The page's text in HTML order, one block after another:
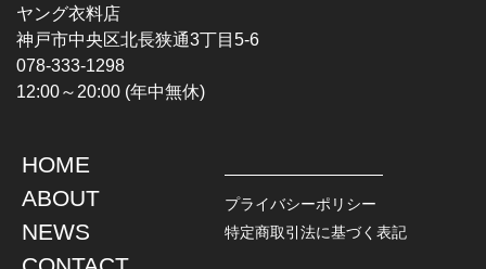
HARDCORE / PUNK
PROGLESSIVE ROCK
POPS
SOUL / R&B
CHAMPION
TOPS
L / S SHIRT
S / S SHIRT
JACKET
DENIM
LEATHER
ヤング衣料店
神戸市中央区北長狭通3丁目5-6
078-333-1298
12:00～20:00 (年中無休)
HOME
ABOUT
NEWS
プライバシーポリシー
特定商取引法に基づく表記